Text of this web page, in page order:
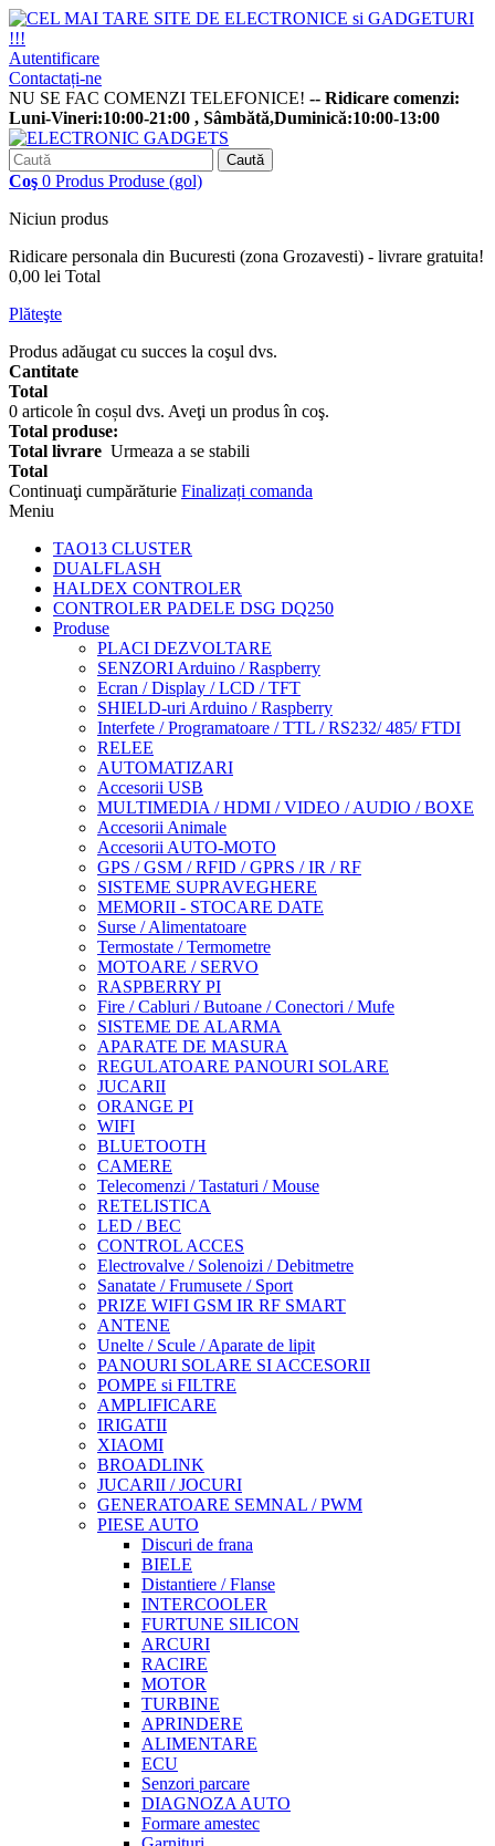
Autentificare
Contactați-ne
NU SE FAC COMENZI TELEFONICE! -- Ridicare comenzi:
Luni-Vineri:10:00-21:00 , Sâmbătă,Duminică:10:00-13:00
Caută
Coş 0 Produs Produse (gol)
Niciun produs
Ridicare personala din Bucuresti (zona Grozavesti) - livrare gratuita!
0,00 lei Total
Plăteşte
Produs adăugat cu succes la coşul dvs.
Cantitate
Total
0 articole în coșul dvs. Aveţi un produs în coş.
Total produse:
Total livrare Urmeaza a se stabili
Total
Continuaţi cumpărăturie Finalizați comanda
Meniu
TAO13 CLUSTER
DUALFLASH
HALDEX CONTROLER
CONTROLER PADELE DSG DQ250
Produse
PLACI DEZVOLTARE
SENZORI Arduino / Raspberry
Ecran / Display / LCD / TFT
SHIELD-uri Arduino / Raspberry
Interfete / Programatoare / TTL / RS232/ 485/ FTDI
RELEE
AUTOMATIZARI
Accesorii USB
MULTIMEDIA / HDMI / VIDEO / AUDIO / BOXE
Accesorii Animale
Accesorii AUTO-MOTO
GPS / GSM / RFID / GPRS / IR / RF
SISTEME SUPRAVEGHERE
MEMORII - STOCARE DATE
Surse / Alimentatoare
Termostate / Termometre
MOTOARE / SERVO
RASPBERRY PI
Fire / Cabluri / Butoane / Conectori / Mufe
SISTEME DE ALARMA
APARATE DE MASURA
REGULATOARE PANOURI SOLARE
JUCARII
ORANGE PI
WIFI
BLUETOOTH
CAMERE
Telecomenzi / Tastaturi / Mouse
RETELISTICA
LED / BEC
CONTROL ACCES
Electrovalve / Solenoizi / Debitmetre
Sanatate / Frumusete / Sport
PRIZE WIFI GSM IR RF SMART
ANTENE
Unelte / Scule / Aparate de lipit
PANOURI SOLARE SI ACCESORII
POMPE si FILTRE
AMPLIFICARE
IRIGATII
XIAOMI
BROADLINK
JUCARII / JOCURI
GENERATOARE SEMNAL / PWM
PIESE AUTO
Discuri de frana
BIELE
Distantiere / Flanse
INTERCOOLER
FURTUNE SILICON
ARCURI
RACIRE
MOTOR
TURBINE
APRINDERE
ALIMENTARE
ECU
Senzori parcare
DIAGNOZA AUTO
Formare amestec